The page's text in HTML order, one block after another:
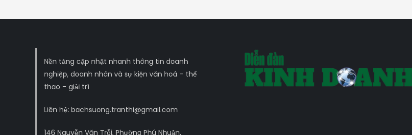
Nền tảng cập nhật nhanh thông tin doanh
nghiệp, doanh nhân và sự kiện văn hoá – thể
thao – giải trí
Liên hệ: bachsuong.tranthi@gmail.com
146 Nguyễn Văn Trỗi, Phường Phú Nhuận,